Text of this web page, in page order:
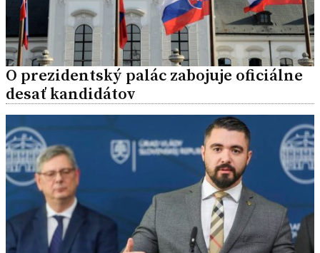
O prezidentský palác zabojuje oficiálne
desať kandidátov